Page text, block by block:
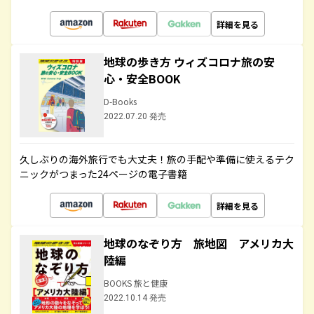
詳細を見る
地球の歩き方 ウィズコロナ旅の安
心・安全BOOK
D-Books
2022.07.20 発売
久しぶりの海外旅行でも大丈夫！旅の手配や準備に使えるテク
ニックがつまった24ページの電子書籍
詳細を見る
地球のなぞり方 旅地図 アメリカ大
陸編
BOOKS 旅と健康
2022.10.14 発売